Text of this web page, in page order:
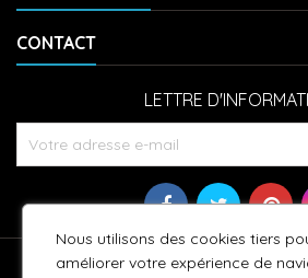
CONTACT
LETTRE
© Copyright 2026 StickCompteur.
Nous utilisons des cookies tiers
améliorer votre expérience de